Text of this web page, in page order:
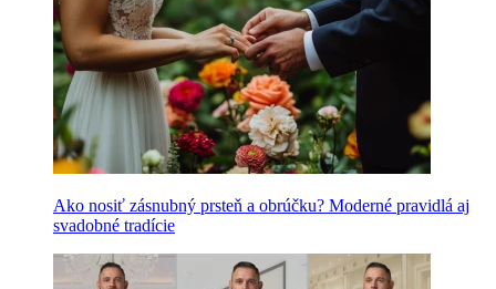
Ako nosiť zásnubný prsteň a obrúčku? Moderné pravidlá aj
svadobné tradície